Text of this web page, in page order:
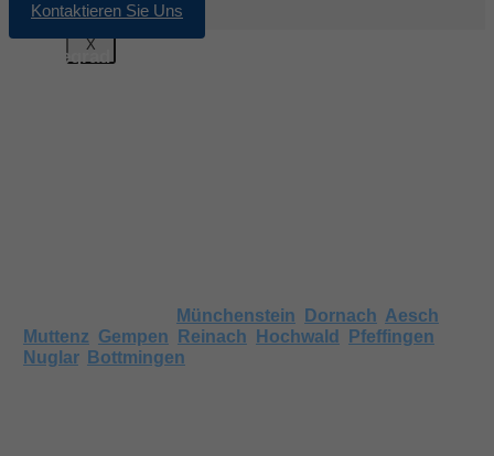
X
Kontaktieren Sie Uns
Härtegrad Wasser Arlesheim BL
Münchenstein Dornach Aesch
Muttenz Gempen Reinach Hochwald Pfeffingen
Nuglar, Bottmingen